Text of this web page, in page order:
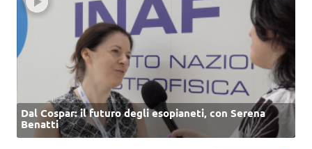
Dal Cospar: il futuro degli esopianeti, con Serena
Benatti